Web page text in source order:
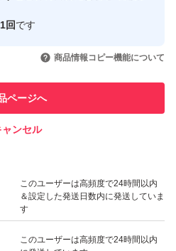
引を完了させた実績があります
での取引実績があります
このユーザーは高頻度で24時間以内
＆設定した発送日数内に発送していま
す
このユーザーは高頻度で24時間以内
回です
商品情報コピー機能について
ページへ
ャンセル